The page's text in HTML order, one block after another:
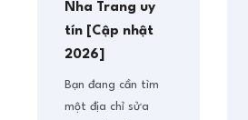
Nha Trang uy
tín [Cập nhật
2026]
Bạn đang cần tìm
một địa chỉ sửa